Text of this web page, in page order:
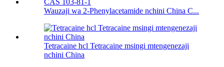
Wauzaji wa 2-Phenylacetamide nchini China C...
Tetracaine hcl Tetracaine msingi mtengenezaji
nchini China